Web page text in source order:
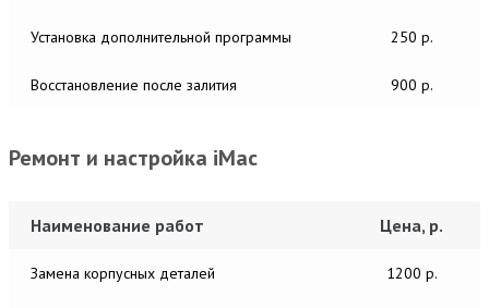
Установка дополнительной программы 250 р.
Восстановление после залития 900 р.
Ремонт и настройка iMac
Наименование работ Цена, р.
Замена корпусных деталей 1200 р.